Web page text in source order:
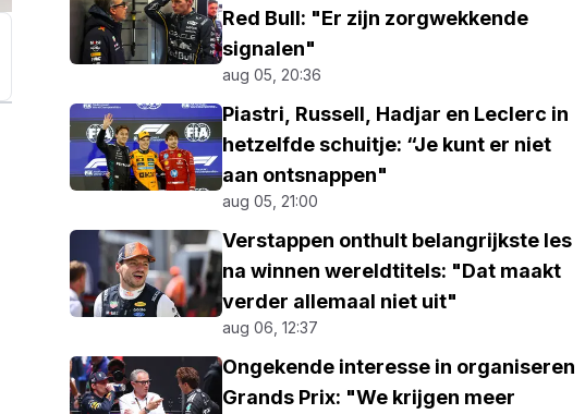
Red Bull: "Er zijn zorgwekkende
signalen"
aug 05, 20:36
Piastri, Russell, Hadjar en Leclerc in
hetzelfde schuitje: “Je kunt er niet
aan ontsnappen"
aug 05, 21:00
Verstappen onthult belangrijkste les
na winnen wereldtitels: "Dat maakt
verder allemaal niet uit"
aug 06, 12:37
Ongekende interesse in organiseren
Grands Prix: "We krijgen meer